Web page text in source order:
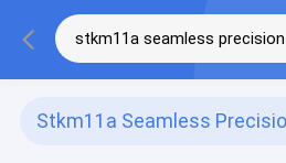
Stkm11a Seamless